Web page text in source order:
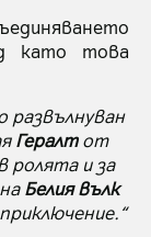
като това
развълнуван
Гералтот
ролята и за
Белия вълк